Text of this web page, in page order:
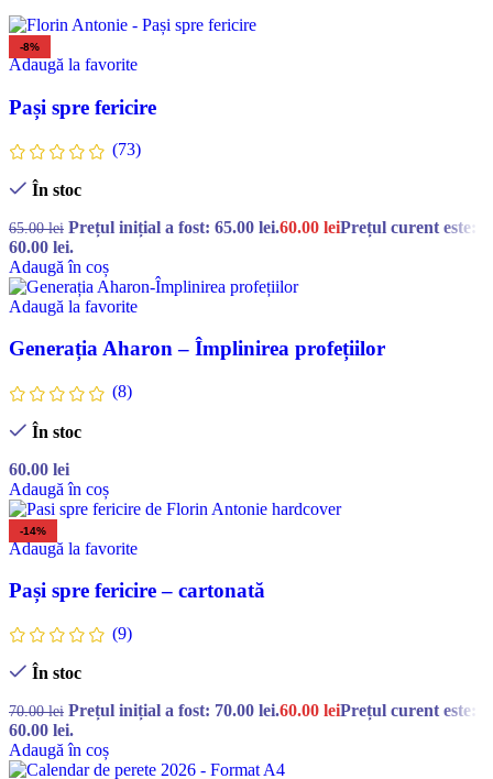
-8%
Adaugă la favorite
Pași spre fericire
(73)
În stoc
65.00lei Prețul inițial a fost: 65.00 lei.60.00 leiPrețul curent este:
60.00 lei.
Adaugă în coș
Adaugă la favorite
Generația Aharon – Împlinirea profețiilor
(8)
În stoc
60.00 lei
Adaugă în coș
-14%
Adaugă la favorite
Pași spre fericire – cartonată
(9)
În stoc
70.00lei Prețul inițial a fost: 70.00 lei.60.00 leiPrețul curent este:
60.00 lei.
Adaugă în coș